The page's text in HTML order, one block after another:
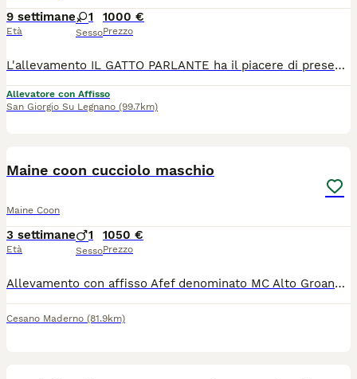
9 settimane
Età
1
Sesso
1000 €
Prezzo
L'allevamento IL GATTO PARLANTE ha il piacere di presentarvi la piccola Ortica, nata il 4/06/2026. Un tipetto tutto pepe, energica e molto coccolona. Cresciuta in ambiente familiare, con possibilità di socializzare anche con altri gatti, abituata a molteplici tipi di lettiera, tiragraffi e classici rumori domestici. Verrà ceduta con contratto da compagnia, pedigree ANFI, doppia vaccinazione e doppia sverminazione, microchip, libretto sanitario, certificato di buona salute, test genetici dei genitori e kit cucciolo. I genitori sono visibili presso il nostro allevamento e siamo disponibili per organizzare delle visite. Ci troviamo a San Giorgio su legnano in provincia di Milano. Potete contattarci per informazioni e seguirci sui social.
Allevatore con Affisso
San Giorgio Su Legnano (99.7km)
Maine coon cucciolo maschio
Maine Coon
3 settimane
Età
1
Sesso
1050 €
Prezzo
Allevamento con affisso Afef denominato MC Alto Groane dispone di cucciolo maschio con pedigree da compagnia. Potrà raggiungere la famiglia a partire da fine settembre / inizio ottobre, sarà consegnato con libretto sanitario, microchip , passaggio di proprietà, vaccini, sverminazioni, pedigree da compagnia, copia test genetici dei genitori. Visionabile in allevamento a Cogliate assieme alle sorelline e ai genitori. Per info e per prenotare una visita chiamare o scrivete al 3313099812. Visitare le pagine social FB e IG MC Alto Groane Cattery
Cesano Maderno (81.9km)